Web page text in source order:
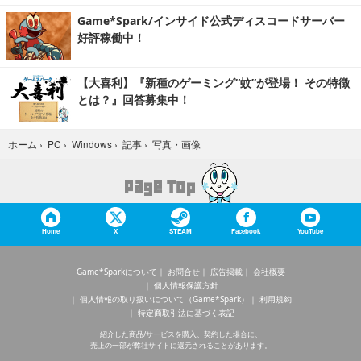
Game*Spark/インサイド公式ディスコードサーバー
好評稼働中！
【大喜利】『新種のゲーミング“蚊”が登場！ その特徴
とは？』回答募集中！
ホーム › PC › Windows › 記事 › 写真・画像
Home X STEAM Facebook YouTube
Game*Sparkについて お問合せ 広告掲載
会社概要
個人情報保護方針
個人情報の取り扱いについて（Game*Spark）
利用規約
特定商取引法に基づく表記
紹介した商品/サービスを購入、契約した場合に、
売上の一部が弊社サイトに還元されることがあります。